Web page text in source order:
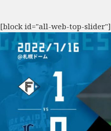
[block id="all-web-top-slider"]